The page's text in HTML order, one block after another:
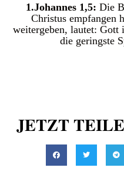
1.Johannes 1,5: Die
Christus empfangen
weitergeben, lautet:
die geringste
JETZT